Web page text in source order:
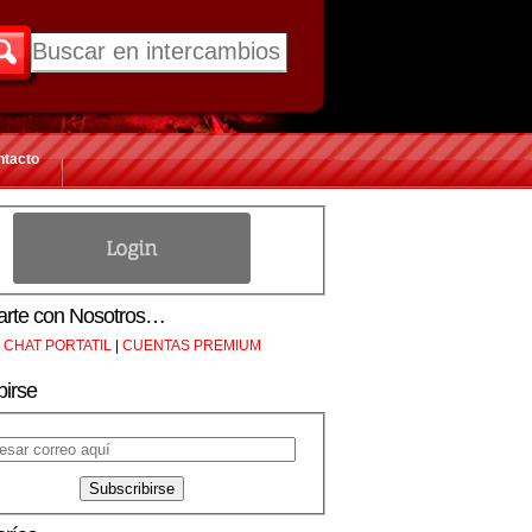
con Nosotros…
CHAT PORTATIL | CUENTAS PREMIUM